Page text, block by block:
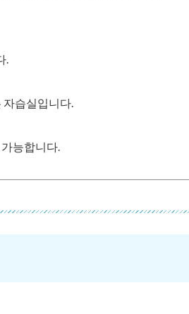
.
자습실입니다.
능합니다.